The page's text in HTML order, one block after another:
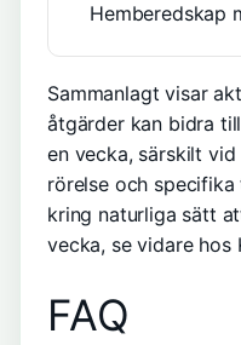
Hemberedskap
Sammanlagt visar
åtgärder kan bidra
en vecka, särskilt
rörelse och
kring naturliga sätt
vecka, se vidare hos
FAQ